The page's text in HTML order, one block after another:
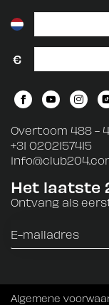
€
Overtoom 488 -
+31 0202157415
Het laatste
Ontvang als
Algemene